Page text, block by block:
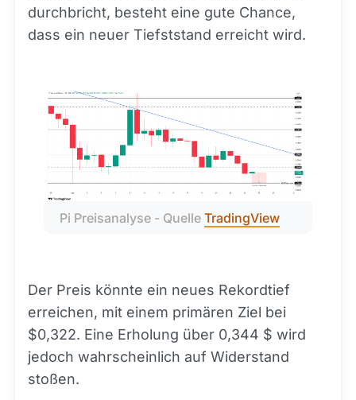
durchbricht, besteht eine gute Chance,
dass ein neuer Tiefststand erreicht wird.
Pi Preisanalyse - Quelle TradingView
Der Preis könnte ein neues Rekordtief
erreichen, mit einem primären Ziel bei
$0,322. Eine Erholung über 0,344 $ wird
jedoch wahrscheinlich auf Widerstand
stoßen.